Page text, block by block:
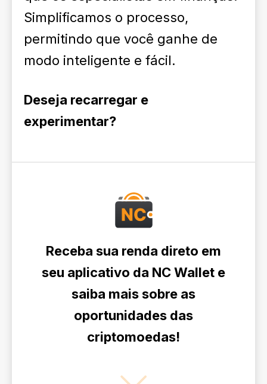
Simplificamos o processo,
permitindo que você ganhe de
modo inteligente e fácil.
Deseja recarregar e
experimentar?
Receba sua renda direto em
seu aplicativo da NC Wallet e
saiba mais sobre as
oportunidades das
criptomoedas!